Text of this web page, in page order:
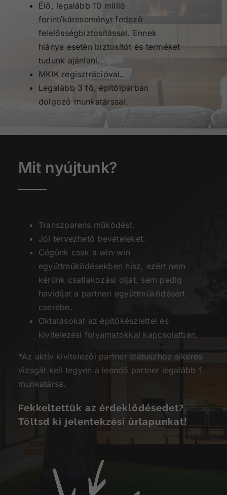
Élő, legalább 10 millió
forint/káreseményt fedező
felelősségbiztosítással. Ennek
hiánya esetén biztosítót és terméket
tudunk ajánlani.
MKIK regisztrációval.
Legalább 3 fő, építőiparban
dolgozó munkatárssal.
Mit nyújtunk?
Transzparens működést.
Jól tervezhető bevételeket.
Cégünk csak a win-win
együttműködésekben hisz, ezért nem
kérünk csatlakozási díjat, sem pedig
havidíjat a partneri együttműködésért
cserébe.
Oktatásokat az építőkészlettel és
kivitelezési folyamatokkal kapcsolatban.
*Az aktív kivitelezői partner státuszhoz sikeres
vizsgát kell tegyen a leendő partner legalább 1
munkatársa.
Fekkeltettük az érdeklődésedet?
Töltsd ki jelentekzési űrlapunkat!